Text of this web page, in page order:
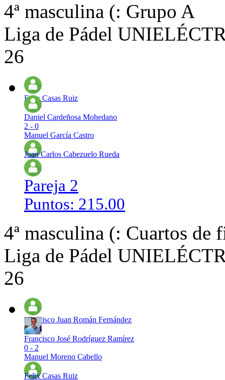
4ª masculina (: Grupo A
Liga de Pádel
26
Felix Casas Ruiz
Daniel Cardeñosa Mohedano
2 - 0
Manuel García Castro
Juan Carlos Cabezuelo Rueda
Pareja 2
Puntos: 215.00
4ª masculina (: Cuartos de
Liga de Pádel
26
Francisco Juan Román Fernández
Francisco José Rodríguez Ramírez
0 - 2
Manuel Moreno Cabello
Felix Casas Ruiz